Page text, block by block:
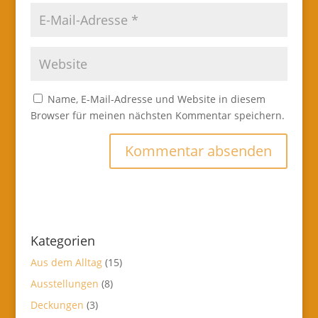
Name, E-Mail-Adresse und Website in diesem
Browser für meinen nächsten Kommentar speichern.
Kategorien
Aus dem Alltag(15)
Ausstellungen (8)
Deckungen (3)